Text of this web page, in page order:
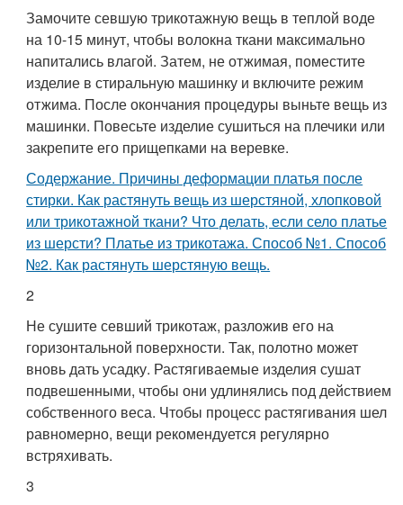
Замочите севшую трикотажную вещь в теплой воде
на 10-15 минут, чтобы волокна ткани максимально
напитались влагой. Затем, не отжимая, поместите
изделие в стиральную машинку и включите режим
отжима. После окончания процедуры выньте вещь из
машинки. Повесьте изделие сушиться на плечики или
закрепите его прищепками на веревке.
Содержание. Причины деформации платья после
стирки. Как растянуть вещь из шерстяной, хлопковой
или трикотажной ткани? Что делать, если село платье
из шерсти? Платье из трикотажа. Способ №1. Способ
№2. Как растянуть шерстяную вещь.
2
Не сушите севший трикотаж, разложив его на
горизонтальной поверхности. Так, полотно может
вновь дать усадку. Растягиваемые изделия сушат
подвешенными, чтобы они удлинялись под действием
собственного веса. Чтобы процесс растягивания шел
равномерно, вещи рекомендуется регулярно
встряхивать.
3